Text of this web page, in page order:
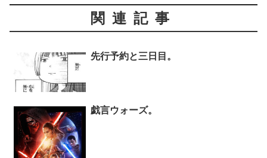
関連記事
先行予約と三日目。
戯言ウォーズ。